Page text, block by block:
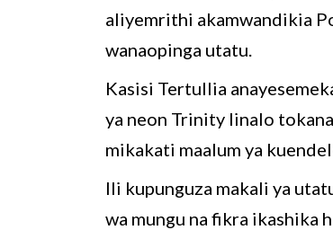
aliyemrithi akamwandikia
wanaopinga utatu.
Kasisi Tertullia
ya neon Trinity linalo
mikakati maalum ya
Ili kupunguza makali ya
wa mungu na fikra ikashika